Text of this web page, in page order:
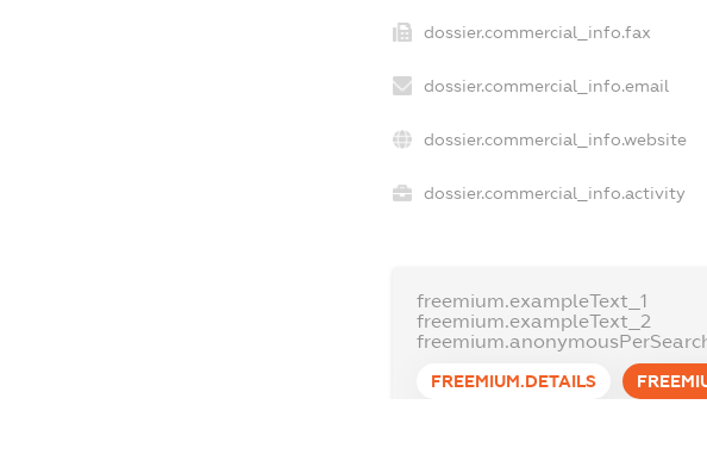
dossier.commercial_info.fax
dossier.commercial_info.email
dossier.commercial_info.website
dossier.commercial_info.activity
freemium.exampleText_1
freemium.exampleText_2
FREEMIUM.DETAILS